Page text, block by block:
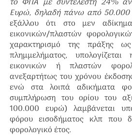
Ευρώ, δηλαδή πάνω από
εξάλλου ότι στο μεν
εικονικών/πλαστών
χαρακτηρισμό της πράξης
πλημμελήματος,
εικονικών ή πλαστών
ανεξαρτήτως του χρόνου
ενώ στα λοιπά αδικήματα
συμπλήρωση του ορίου του
100.000 ευρώ) λαμβάνεται
φόρου εισοδήματος κλπ που
φορολογικό έτος.